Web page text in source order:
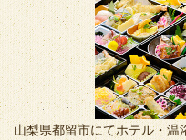
山梨県都留市にてホテル・温